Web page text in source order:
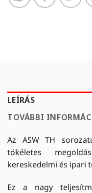
LEÍRÁS
TOVÁBBI
Az ASW TH
tökéletes
kereskedelmi és ipari
Ez a nagy